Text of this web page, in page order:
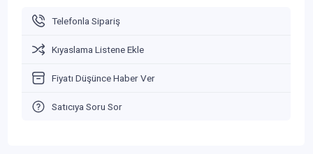
Telefonla Sipariş
Kıyaslama Listene Ekle
Fiyatı Düşünce Haber Ver
Satıcıya Soru Sor